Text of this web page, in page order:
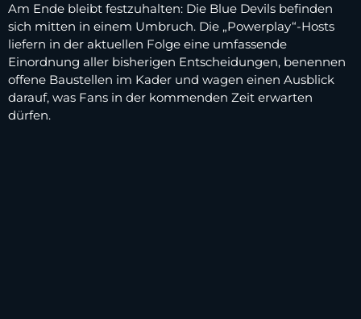
Am Ende bleibt festzuhalten: Die Blue Devils befinden
sich mitten in einem Umbruch. Die „Powerplay“-Hosts
liefern in der aktuellen Folge eine umfassende
Einordnung aller bisherigen Entscheidungen, benennen
offene Baustellen im Kader und wagen einen Ausblick
darauf, was Fans in der kommenden Zeit erwarten
dürfen.